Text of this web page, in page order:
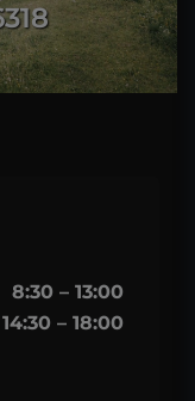
8:30 – 13:00
14:30 – 18:00